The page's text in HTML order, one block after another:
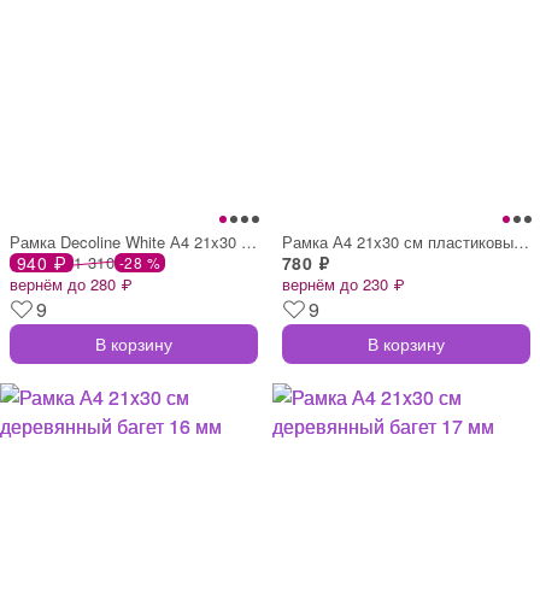
Рамка Decoline White А4 21x30 см пластик
940 ₽ 1 310 -28 %
вернём до 280 ₽
9
В корзину
Рамка А4 21x30 см пластиковый багет 14 м
780 ₽
вернём до 230 ₽
9
В корзину